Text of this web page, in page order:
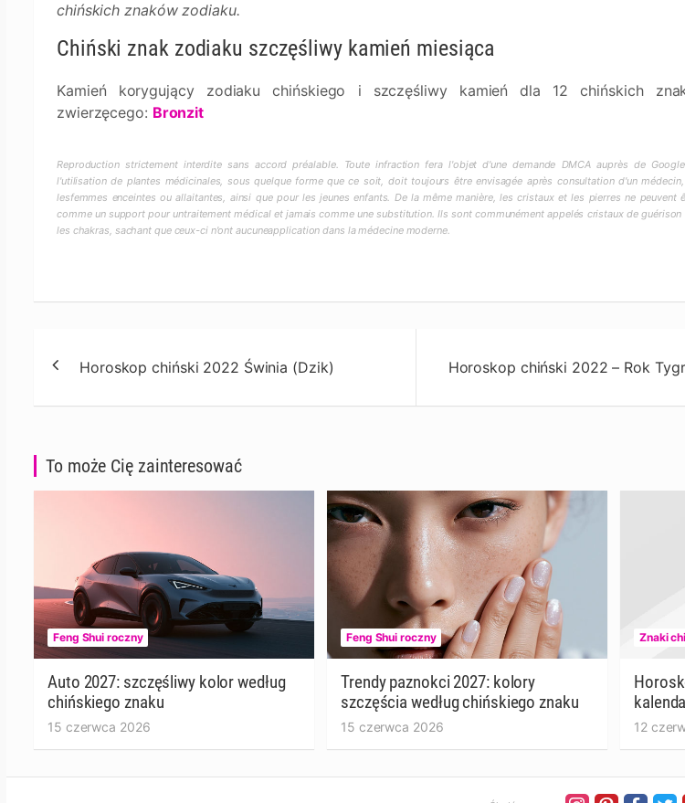
chińskich znaków zodiaku.
Chiński znak zodiaku szczęśliwy kamień miesiąca
Kamień korygujący zodiaku chińskiego i szczęśliwy kamień dla 12 chińskich
zwierzęcego: Bronzit
Reproduction strictement interdite sans accord préalable. Toute infraction fera l'objet d'une demande DMCA auprès de
l'utilisation de plantes médicinales, sous quelque forme que ce soit, doit toujours être envisagée après consultation d'un
lesfemmes enceintes ou allaitantes, ainsi que pour les jeunes enfants. De la même manière, les cristaux et les pierres ne peuvent
comme un support pour untraitement médical et jamais comme une substitution. Ils sont communément appelés cristaux de
les chakras, sachant que ceux-ci n'ont aucuneapplication dans la médecine moderne.
wpisuHoroskop chiński 2022 Świnia (Dzik) Horoskop chiński 2022 – Rok
To może Cię zainteresować
Feng Shui roczny
Auto 2027: szczęśliwy kolor według
chińskiego znaku
15 czerwca 2026
Feng Shui roczny
Trendy paznokci 2027: kolory
szczęścia według chińskiego znaku
15 czerwca 2026
Znaki
12